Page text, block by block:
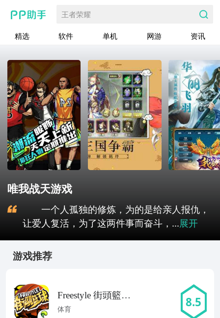
王者荣耀
精选 软件 单机 网游 资讯
唯我战天游戏
一个人孤独的修炼，为的是给亲人报仇，
让爱人复活，为了这两件事而奋斗，...展开
游戏推荐
Freestyle 街頭籃
球-唯一正版 3v3
体育 8.5